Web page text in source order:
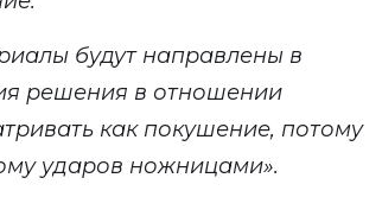
будут направлены в
решения в отношении
как покушение, потому
ударов ножницами».